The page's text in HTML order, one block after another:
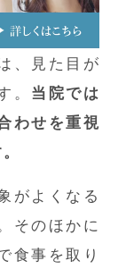
、見た目が
。 当院では
わせを重視
がよくなる
そのほかに
食事を取り